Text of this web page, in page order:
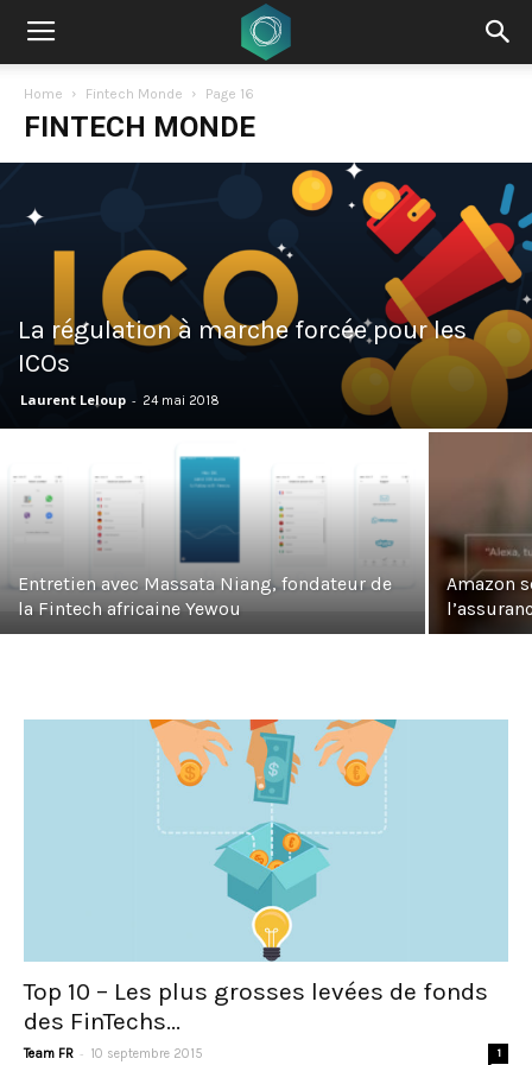
Home Fintech Monde Page 16
FINTECH MONDE
La régulation à marche forcée pour les
ICOs
Laurent Leloup - 24 mai 2018
Entretien avec Massata Niang, fondateur de
la Fintech africaine Yewou
Amazon
Top 10 – Les plus grosses levées de fonds
des FinTechs...
Team FR - 10 septembre 2015 1